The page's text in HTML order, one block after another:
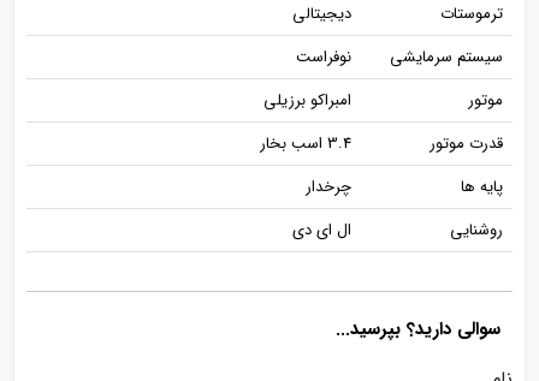
ترموستات
دیجیتالی
سیستم سرمایشی
نوفراست
موتور
امبراکو برزیلی
قدرت موتور
3.4 اسب بخار
پایه ها
چرخدار
روشنایی
ال ای دی
سوالی دارید؟ بپرسید...